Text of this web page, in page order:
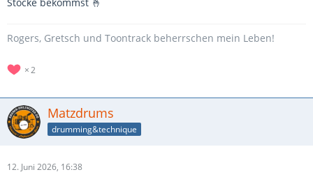
Rogers, Gretsch und Toontrack beherrschen mein Leben!
2
Matzdrums
drumming&technique
12. Juni 2026, 16:38